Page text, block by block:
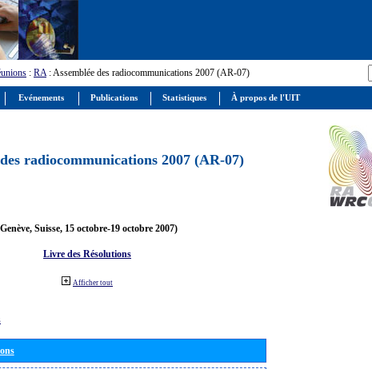
: RA: Assemblée des radiocommunications 2007 (AR-07)
radiocommunications 2007 (AR-07)
Suisse, 15 octobre-19 octobre 2007)
Livre des Résolutions
Afficher tout
Evénements Publications Statistiques À propos de l'UIT